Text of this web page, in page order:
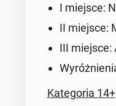
I miejsce:
II miejsce:
III miejsce:
Ka­te­go­ria 14+